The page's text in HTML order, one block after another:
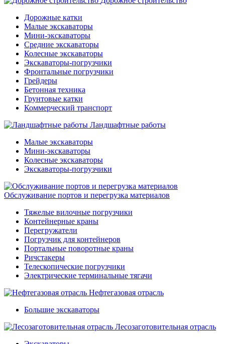
Дорожные катки
Малые экскаваторы
Мини-экскаваторы
Средние экскаваторы
Колесные экскаваторы
Экскаваторы-погрузчики
Фронтальные погрузчики
Грейдеры
Бетонная техника
Грунтовые катки
Коммерческий транспорт
Ландшафтные работы
Малые экскаваторы
Мини-экскаваторы
Колесные экскаваторы
Экскаваторы-погрузчики
Обслуживание портов и перегрузка материалов
Тяжелые вилочные погрузчики
Контейнерные краны
Перегружатели
Погрузчик для контейнеров
Портальные поворотные краны
Ричстакеры
Телескопические погрузчики
Электрические терминальные тягачи
Нефтегазовая отрасль
Большие экскаваторы
Лесозаготовительная отрасль